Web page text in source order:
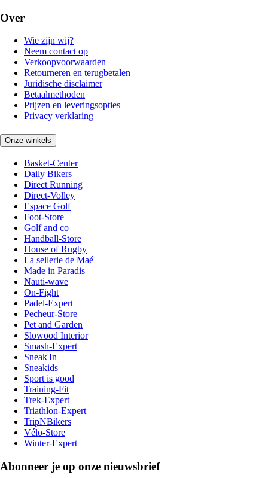
Over
Wie zijn wij?
Neem contact op
Verkoopvoorwaarden
Retourneren en terugbetalen
Juridische disclaimer
Betaalmethoden
Prijzen en leveringsopties
Privacy verklaring
Onze winkels
Basket-Center
Daily Bikers
Direct Running
Direct-Volley
Espace Golf
Foot-Store
Golf and co
Handball-Store
House of Rugby
La sellerie de Maé
Made in Paradis
Nauti-wave
On-Fight
Padel-Expert
Pecheur-Store
Pet and Garden
Slowood Interior
Smash-Expert
Sneak'In
Sneakids
Sport is good
Training-Fit
Trek-Expert
Triathlon-Expert
TripNBikers
Vélo-Store
Winter-Expert
Abonneer je op onze nieuwsbrief